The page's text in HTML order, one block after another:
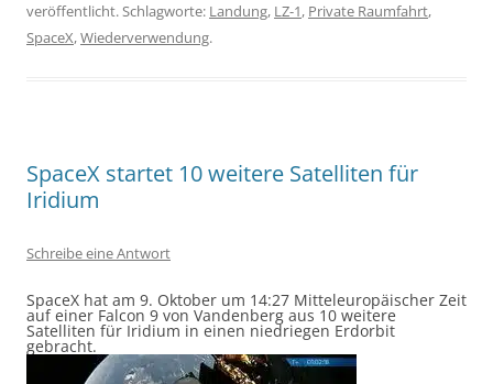
veröffentlicht. Schlagworte: Landung, LZ-1, Private Raumfahrt,
SpaceX,Wiederverwendung.
SpaceX startet 10 weitere Satelliten für
Iridium
Schreibe eine Antwort
SpaceX hat am 9. Oktober um 14:27 Mitteleuropäischer Zeit
auf einer Falcon 9 von Vandenberg aus 10 weitere
Satelliten für Iridium in einen niedriegen Erdorbit
gebracht.